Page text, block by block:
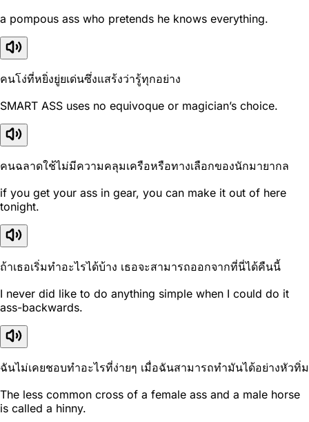
a pompous ass who pretends he knows everything.
คนโง่ที่หยิ่งยู่ยเด่นซึ่งแสร้งว่ารู้ทุกอย่าง
SMART ASS uses no equivoque or magician’s choice.
คนฉลาดใช้ไม่มีความคลุมเครือหรือทางเลือกของนักมายากล
if you get your ass in gear, you can make it out of here
tonight.
ถ้าเธอเริ่มทำอะไรได้บ้าง เธอจะสามารถออกจากที่นี่ได้คืนนี้
I never did like to do anything simple when I could do it
ass-backwards.
ฉันไม่เคยชอบทำอะไรที่ง่ายๆ เมื่อฉันสามารถทำมันได้อย่างหัวทิ่ม
The less common cross of a female ass and a male horse
is called a hinny.